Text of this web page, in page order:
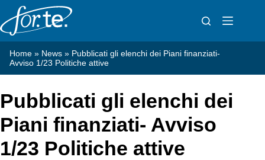
Salta
al
contenuto
Home » News » Pubblicati gli elenchi dei Piani finanziati-
Avviso 1/23 Politiche attive
Pubblicati gli elenchi dei
Piani finanziati- Avviso
1/23 Politiche attive